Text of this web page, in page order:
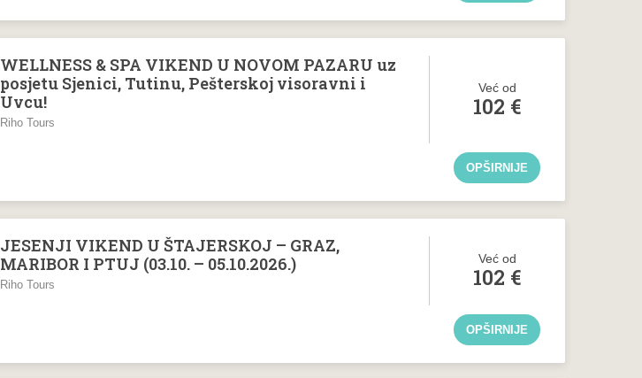
WELLNESS & SPA VIKEND U NOVOM PAZARU uz
posjetu Sjenici, Tutinu, Pešterskoj visoravni i
Uvcu!
Riho Tours
Već od
102 €
OPŠIRNIJE
JESENJI VIKEND U ŠTAJERSKOJ – GRAZ,
MARIBOR I PTUJ (03.10. – 05.10.2026.)
Riho Tours
Već od
102 €
OPŠIRNIJE